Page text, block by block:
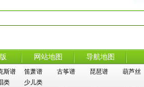
网站地图 导航地图
斯谱 笛萧谱 古筝谱 琵琶谱 葫芦丝
类
少儿类